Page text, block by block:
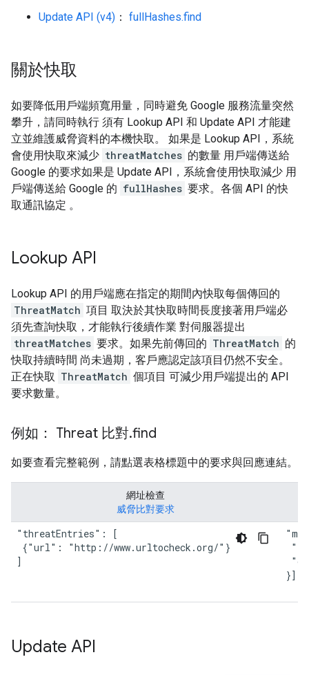
Update API (v4) ： fullHashes.find
關於快取
如要降低用戶端頻寬用量，同時避免 Google 服務流量突然
攀升，請同時執行 須有 Lookup API 和 Update API 才能建
立並維護威脅資料的本機快取。 如果是 Lookup API，系統
會使用快取來減少 threatMatches 的數量 用戶端傳送給
Google 的要求如果是 Update API，系統會使用快取減少 用
戶端傳送給 Google 的 fullHashes 要求。各個 API 的快
取通訊協定 。
Lookup API
Lookup API 的用戶端應在指定的期間內快取每個傳回的
ThreatMatch 項目 取決於其快取時間長度接著用戶端必
須先查詢快取，才能執行後續作業 對伺服器提出
threatMatches 要求。如果先前傳回的 ThreatMatch 的
快取持續時間 尚未過期，客戶應認定該項目仍然不安全。
正在快取 ThreatMatch 個項目 可減少用戶端提出的 API
要求數量。
例如： Threat 比對.find
如要查看完整範例，請點選表格標題中的要求與回應連結。
網址檢查
威脅比對要求
"threatEntries": [
{"url": "http://www.urltocheck.org/"}
]
}]
Update API